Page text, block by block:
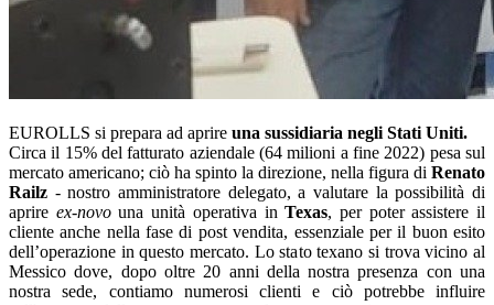
EUROLLS si prepara ad aprire una sussidiaria negli Stati Uniti.
Circa il 15% del fatturato aziendale (64 milioni a fine 2022) pesa sul
mercato americano; ciò ha spinto la direzione, nella figura di Renato
Railz - nostro amministratore delegato, a valutare la possibilità di
aprire ex-novouna unità operativa inTexas, per poter assistere il
cliente anche nella fase di post vendita, essenziale per il buon esito
dell’operazione in questo mercato. Lo stato texano si trova vicino al
Messico dove, dopo oltre 20 anni della nostra presenza con una
nostra sede, contiamo numerosi clienti e ciò potrebbe influire